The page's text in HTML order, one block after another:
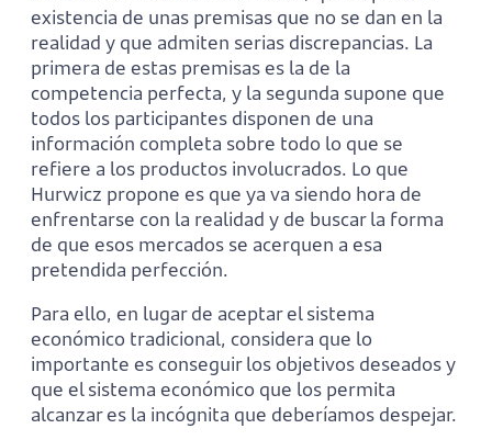
existencia de unas premisas que no se dan en la
realidad y que admiten serias discrepancias. La
primera de estas premisas es la de la
competencia perfecta, y la segunda supone que
todos los participantes disponen de una
información completa sobre todo lo que se
refiere a los productos involucrados. Lo que
Hurwicz propone es que ya va siendo hora de
enfrentarse con la realidad y de buscar la forma
de que esos mercados se acerquen a esa
pretendida perfección.
Para ello, en lugar de aceptar el sistema
económico tradicional, considera que lo
importante es conseguir los objetivos deseados y
que el sistema económico que los permita
alcanzar es la incógnita que deberíamos despejar.